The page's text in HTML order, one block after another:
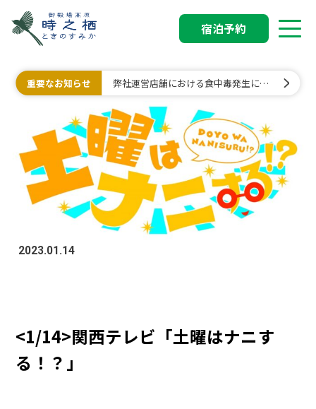
重要なお知らせ
弊社運営店舗における食中毒発生に関
するお詫びと行政処分について
宿泊予約
2023.01.14
<1/14>関西テレビ「土曜はナニす
る！？」